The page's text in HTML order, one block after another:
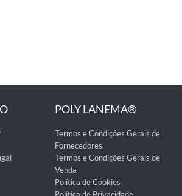
POLY LANEMA®
Termos e Condições Gerais de
Fornecedores
Termos e Condições Gerais de
Venda
Política de Cookies